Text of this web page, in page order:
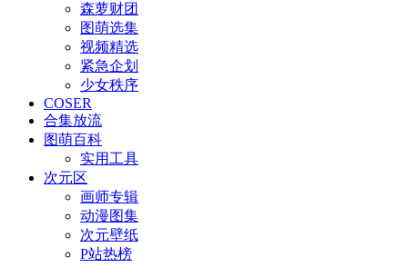
森萝财团
图萌选集
视频精选
紧急企划
少女秩序
COSER
合集放流
图萌百科
实用工具
次元区
画师专辑
动漫图集
次元壁纸
P站热榜